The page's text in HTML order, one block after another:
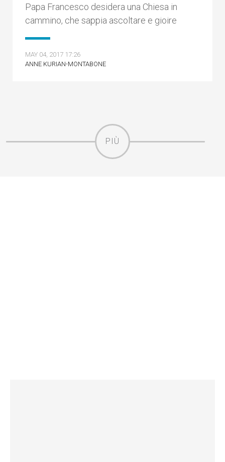
Papa Francesco desidera una Chiesa in
cammino, che sappia ascoltare e gioire
MAY 04, 2017 17:26
ANNE KURIAN-MONTABONE
PIÙ